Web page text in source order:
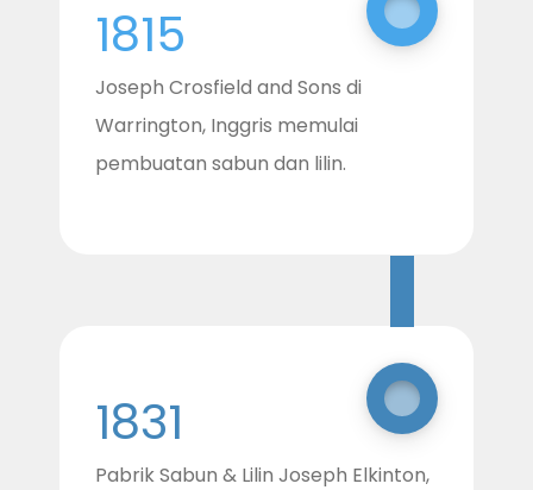
1815
Joseph Crosfield and Sons di
Warrington, Inggris memulai
pembuatan sabun dan lilin.
1831
Pabrik Sabun & Lilin Joseph Elkinton,